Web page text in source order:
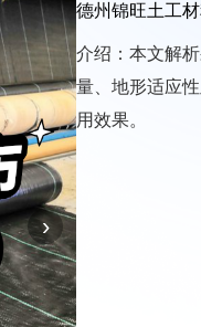
›
德州锦旺土工
介绍： 本文解
量、地形适应
用效果。